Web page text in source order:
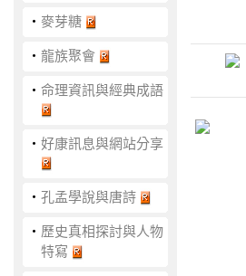
‧ 麥芽糖
‧ 龍族聚會
‧ 命理資訊與經典成語
‧ 好康訊息與網站分享
‧ 孔孟學說與唐詩
‧ 歷史真相探討與人物
特寫